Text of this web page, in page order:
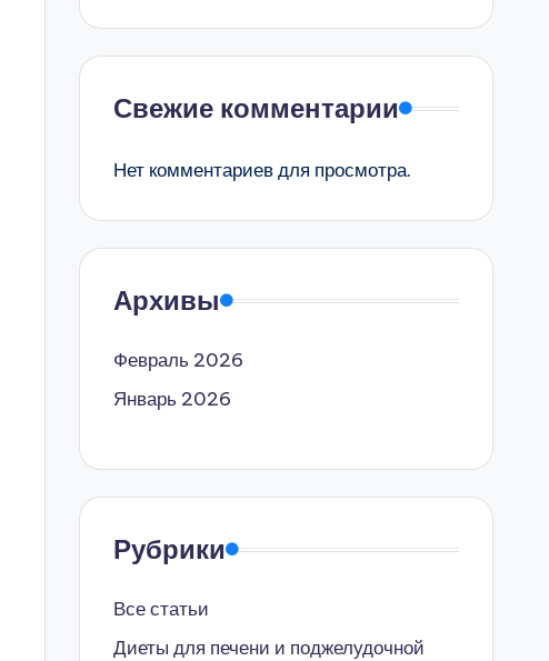
Свежие комментарии
Нет комментариев для просмотра.
Архивы
Февраль 2026
Январь 2026
Рубрики
Все статьи
Диеты для печени и поджелудочной